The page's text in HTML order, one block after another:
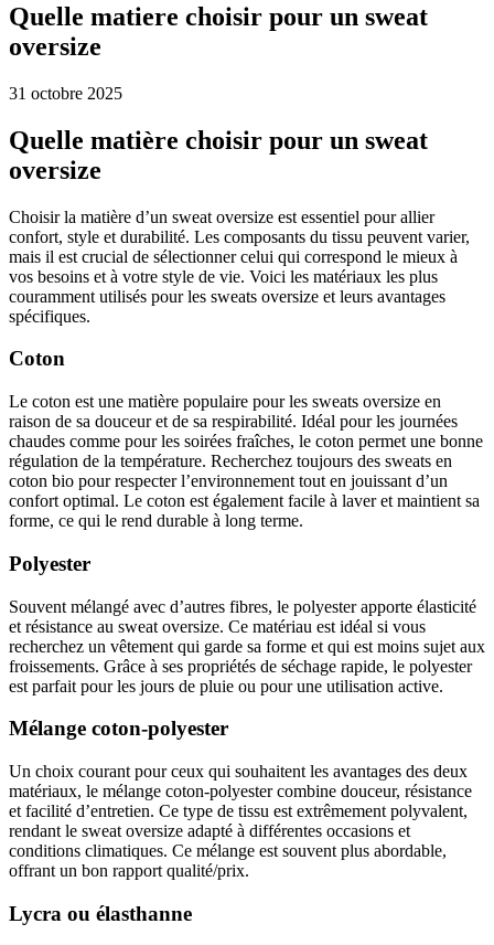
Quelle matiere choisir pour un sweat
oversize
31 octobre 2025
Quelle matière choisir pour un sweat
oversize
Choisir la matière d’un sweat oversize est essentiel pour allier
confort, style et durabilité. Les composants du tissu peuvent varier,
mais il est crucial de sélectionner celui qui correspond le mieux à
vos besoins et à votre style de vie. Voici les matériaux les plus
couramment utilisés pour les sweats oversize et leurs avantages
spécifiques.
Coton
Le coton est une matière populaire pour les sweats oversize en
raison de sa douceur et de sa respirabilité. Idéal pour les journées
chaudes comme pour les soirées fraîches, le coton permet une bonne
régulation de la température. Recherchez toujours des sweats en
coton bio pour respecter l’environnement tout en jouissant d’un
confort optimal. Le coton est également facile à laver et maintient sa
forme, ce qui le rend durable à long terme.
Polyester
Souvent mélangé avec d’autres fibres, le polyester apporte élasticité
et résistance au sweat oversize. Ce matériau est idéal si vous
recherchez un vêtement qui garde sa forme et qui est moins sujet aux
froissements. Grâce à ses propriétés de séchage rapide, le polyester
est parfait pour les jours de pluie ou pour une utilisation active.
Mélange coton-polyester
Un choix courant pour ceux qui souhaitent les avantages des deux
matériaux, le mélange coton-polyester combine douceur, résistance
et facilité d’entretien. Ce type de tissu est extrêmement polyvalent,
rendant le sweat oversize adapté à différentes occasions et
conditions climatiques. Ce mélange est souvent plus abordable,
offrant un bon rapport qualité/prix.
Lycra ou élasthanne